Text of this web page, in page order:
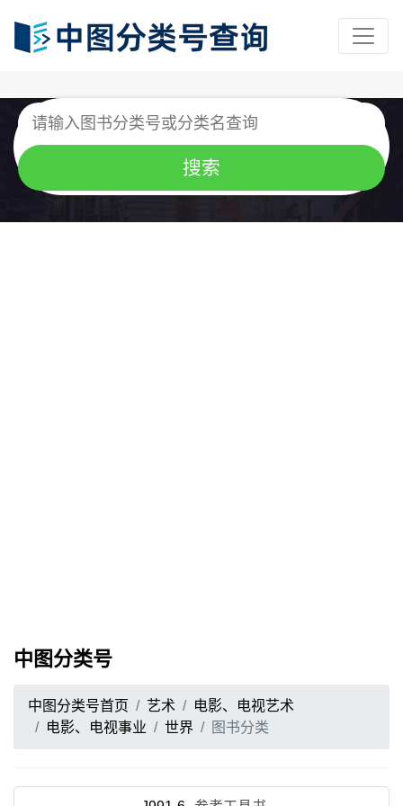
中图分类号
中图分类号首页 艺术
电影、电视艺术
电影、电视事业
世界 图书分类